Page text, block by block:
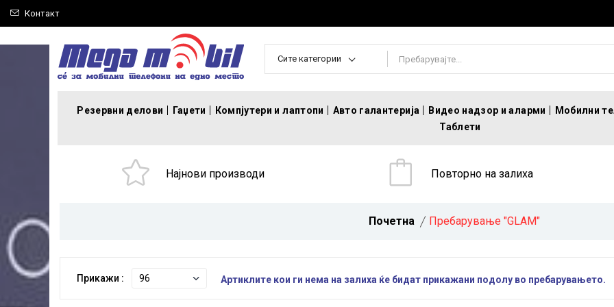
Контакт
Сите категории
Резервни делови Гаџети Компјутери и лаптопи Авто галантерија Видео надзор и аларми Мобилни
Таблети
Најнови производи Повторно на залиха
Почетна Пребарување "GLAM"
Прикажи : Артиклите кои ги нема на залиха ќе бидат прикажани подолу во пребарувањето.